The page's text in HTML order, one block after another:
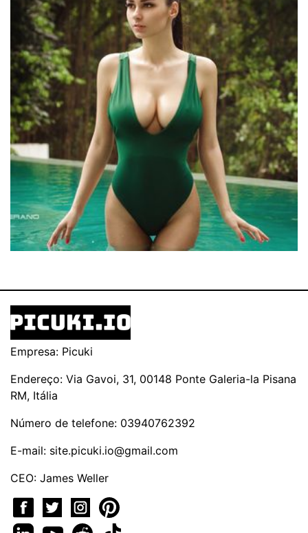
Empresa: Picuki
Endereço: Via Gavoi, 31, 00148 Ponte Galeria-la Pisana
RM, Itália
Número de telefone: 03940762392
E-mail: site.picuki.io@gmail.com
CEO: James Weller